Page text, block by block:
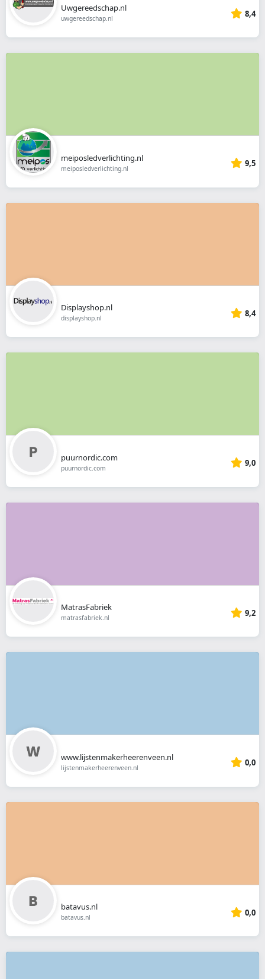
Uwgereedschap.nl
uwgereedschap.nl 8,4
meiposledverlichting.nl
meiposledverlichting.nl 9,5
Displayshop.nl
displayshop.nl 8,4
puurnordic.com
puurnordic.com 9,0
MatrasFabriek
matrasfabriek.nl 9,2
www.lijstenmakerheerenveen.nl
lijstenmakerheerenveen.nl 0,0
batavus.nl
batavus.nl 0,0